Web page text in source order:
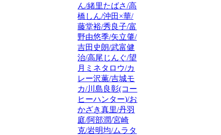
ん/緒里たばさ/高
橋しん/沖田×華/
藤堂裕/秀良子/富
野由悠季/矢立肇/
吉田史朗/武富健
治/高尾じんぐ/望
月ミネタロウ/カ
レー沢薫/吉城モ
カ/川島良彰(コー
ヒーハンター)/お
かざき真里/丹羽
庭/阿部潤/宮崎
克/岩明均/ムラタ